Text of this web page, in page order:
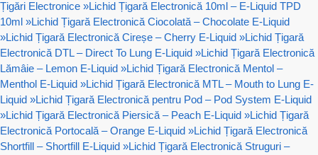
Țigări Electronice »Lichid Țigară Electronică 10ml – E-Liquid TPD
10ml »Lichid Țigară Electronică Ciocolată – Chocolate E-Liquid
»Lichid Țigară Electronică Cireșe – Cherry E-Liquid »Lichid Țigară
Electronică DTL – Direct To Lung E-Liquid »Lichid Țigară Electronică
Lămâie – Lemon E-Liquid »Lichid Țigară Electronică Mentol –
Menthol E-Liquid »Lichid Țigară Electronică MTL – Mouth to Lung E-
Liquid »Lichid Țigară Electronică pentru Pod – Pod System E-Liquid
»Lichid Țigară Electronică Piersică – Peach E-Liquid »Lichid Țigară
Electronică Portocală – Orange E-Liquid »Lichid Țigară Electronică
Shortfill – Shortfill E-Liquid »Lichid Țigară Electronică Struguri –